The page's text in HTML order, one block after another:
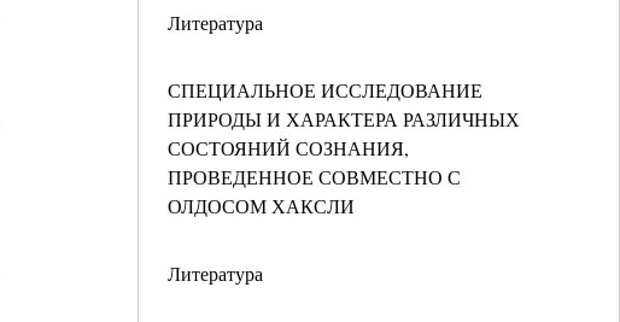
Литература
СПЕЦИАЛЬНОЕ ИССЛЕДОВАНИЕ
ПРИРОДЫ И ХАРАКТЕРА РАЗЛИЧНЫХ
СОСТОЯНИЙ СОЗНАНИЯ,
ПРОВЕДЕННОЕ СОВМЕСТНО С
ОЛДОСОМ ХАКСЛИ
Литература